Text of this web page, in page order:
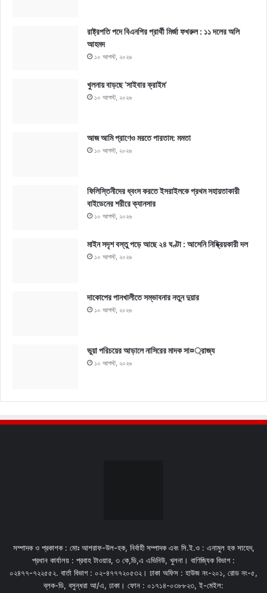
রাষ্ট্রপতি পদে বিএনপির প্রার্থী মির্জা ফখরুল : ১১ দলের অলি
আহমদ
১০ আগস্ট, ২০২৬
খুলনায় বাড়ছে ‘সাইবার ক্রাইম’
১০ আগস্ট, ২০২৬
আজ আমি প্রাণেও মরতে পারতাম: মমতা
১০ আগস্ট, ২০২৬
ফিলিস্তিনীদের ধ্বংস করতে ইসরাইলকে প্রথম সহায়তাকারী
বাইডেনের শরীরে ক্যানসার
১০ আগস্ট, ২০২৬
মাইন সদৃশ বস্তু পড়ে আছে ২৪ ঘণ্টা : আসেনি নিষ্ক্রিয়কারী দল
১০ আগস্ট, ২০২৬
দাকোপের পানখালীতে সম্ভাবনার নতুন দুয়ার
১০ আগস্ট, ২০২৬
ভুয়া পরিচয়ের আড়ালে নাসিরের মাদক সা¤্রাজ্য
১০ আগস্ট, ২০২৬
সম্পাদক ও প্রকাশক : মোঃ আশরাফ-উল-হক, নির্বাহী সম্পাদক এবং সি.ই.ও : এনামুল হক সাহেদ,
প্রধান কার্যালয় : প্রবাহ টাওয়ার, ৩ কে,ডি,এ এভিনিউ, খুলনা। বাণিজ্যিক বিভাগ :
০২৪৭৭-৭২২৫৫২. বার্তা বিভাগ : ০২-৪৭৭৭২০৫৩২। ঢাকা অফিস : হাউজ নং-২০১, রোড নং-৫,
ব্লক-ডি, বসুন্ধরা আ/এ, ঢাকা। ফোন : ০১৭১৪-০৩৮৮২৩, ই-মেইল: